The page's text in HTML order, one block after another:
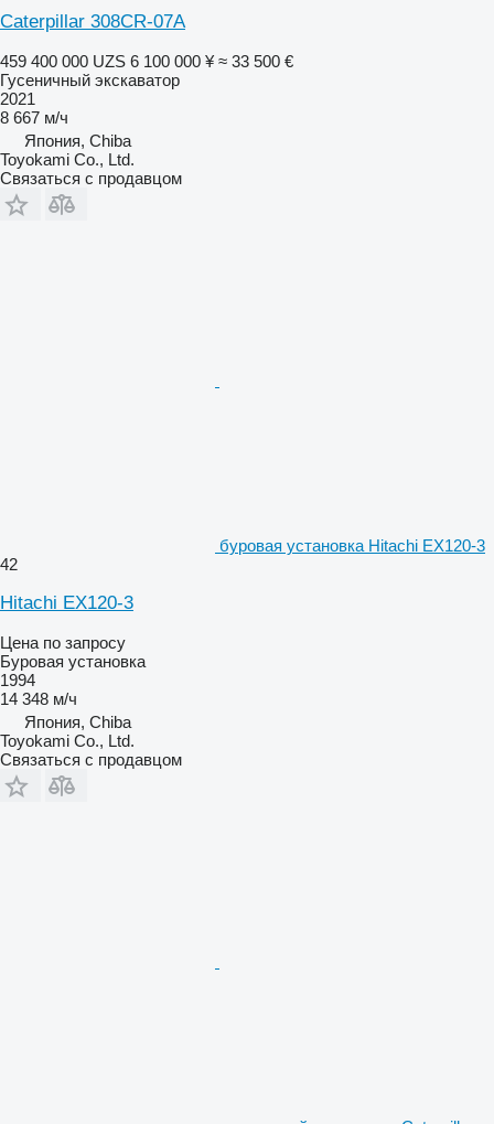
Caterpillar 308CR-07A
459 400 000 UZS 6 100 000 ¥ ≈ 33 500 €
Гусеничный экскаватор
2021
8 667 м/ч
Япония, Chiba
Toyokami Co., Ltd.
Связаться с продавцом
буровая установка Hitachi EX120-3
42
Hitachi EX120-3
Цена по запросу
Буровая установка
1994
14 348 м/ч
Япония, Chiba
Toyokami Co., Ltd.
Связаться с продавцом